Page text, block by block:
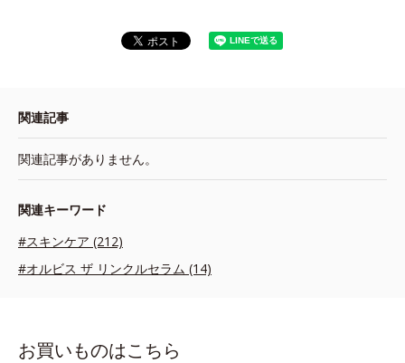
関連記事
関連記事がありません。
関連キーワード
#スキンケア (212)
#オルビス ザ リンクルセラム (14)
お買いものはこちら